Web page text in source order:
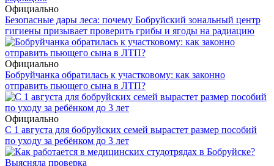
Официально
Безопасные дары леса: почему Бобруйский зональный центр
гигиены призывает проверить грибы и ягоды на радиацию
Официально
Бобруйчанка обратилась к участковому: как законно
отправить пьющего сына в ЛТП?
Официально
С 1 августа для бобруйских семей вырастет размер пособий
по уходу за ребёнком до 3 лет